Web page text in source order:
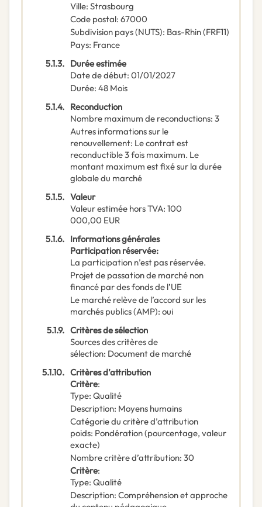
Ville: Strasbourg
Code postal: 67000
Subdivision pays (NUTS): Bas-Rhin(FRF11)
Pays: France
5.1.3. Durée estimée
Date de début: 01/01/2027
Durée: 48 Mois
5.1.4. Reconduction
Nombre maximum de reconductions: 3
Autres informations sur le
renouvellement: Le contrat est
reconductible 3 fois maximum. Le
montant maximum est fixé sur la durée
globale du marché
5.1.5. Valeur
Valeur estimée hors TVA: 100
000,00 EUR
5.1.6. Informations générales
Participation réservée:
La participation n’est pas réservée.
Projet de passation de marché non
financé par des fonds de l’UE
Le marché relève de l’accord sur les
marchés publics (AMP): oui
5.1.9. Critères de sélection
Sources des critères de
sélection: Document de marché
5.1.10. Critères d’attribution
Critère:
Type: Qualité
Description: Moyens humains
Catégorie du critère d’attribution
poids: Pondération (pourcentage, valeur
exacte)
Nombre critère d’attribution: 30
Critère:
Type: Qualité
Description: Compréhension et approche